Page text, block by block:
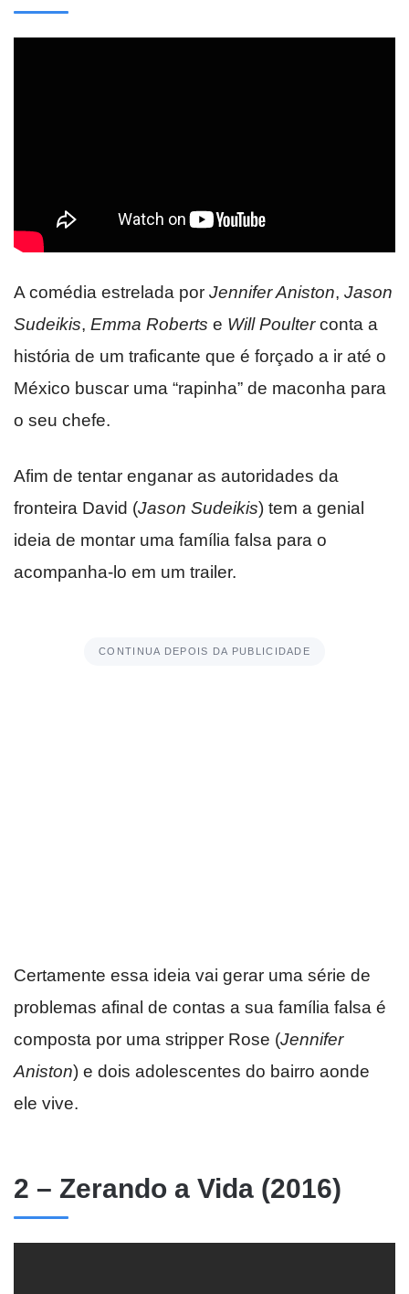
A comédia estrelada por Jennifer Aniston, Jason
Sudeikis, Emma Roberts e Will Poulterconta a
história de um traficante que é forçado a ir até o
México buscar uma “rapinha” de maconha para
o seu chefe.
Afim de tentar enganar as autoridades da
fronteira David (Jason Sudeikis) tem a genial
ideia de montar uma família falsa para o
acompanha-lo em um trailer.
CONTINUA DEPOIS DA PUBLICIDADE
Certamente essa ideia vai gerar uma série de
problemas afinal de contas a sua família falsa é
composta por uma stripper Rose (Jennifer
Aniston) e dois adolescentes do bairro aonde
ele vive.
2 – Zerando a Vida (2016)